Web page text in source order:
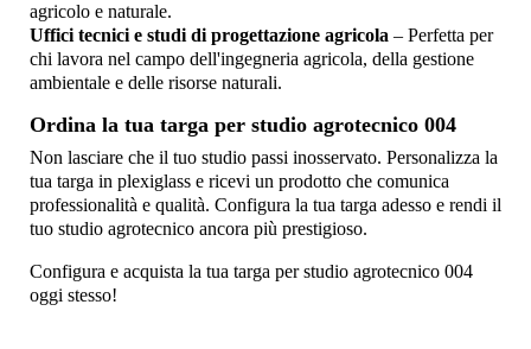
agricolo e naturale.
Uffici tecnici e studi di progettazione agricola – Perfetta per
chi lavora nel campo dell'ingegneria agricola, della gestione
ambientale e delle risorse naturali.
Ordina la tua targa per studio agrotecnico 004
Non lasciare che il tuo studio passi inosservato. Personalizza la
tua targa in plexiglass e ricevi un prodotto che comunica
professionalità e qualità. Configura la tua targa adesso e rendi il
tuo studio agrotecnico ancora più prestigioso.
Configura e acquista la tua targa per studio agrotecnico 004
oggi stesso!